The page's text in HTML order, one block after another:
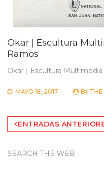
Okar | Escultura
Ramos
Okar | Escultura
MAYO 18, 2017 BY THE
Navegación
de
ENTRADAS
SEARCH THE WEB